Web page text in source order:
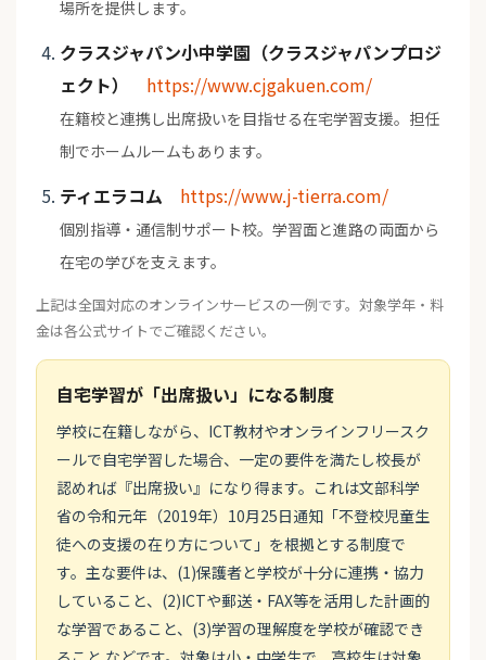
場所を提供します。
クラスジャパン小中学園（クラスジャパンプロジ
ェクト）
https://www.cjgakuen.com/
在籍校と連携し出席扱いを目指せる在宅学習支援。担任
制でホームルームもあります。
ティエラコム https://www.j-tierra.com/
個別指導・通信制サポート校。学習面と進路の両面から
在宅の学びを支えます。
上記は全国対応のオンラインサービスの一例です。対象学年・料
金は各公式サイトでご確認ください。
自宅学習が「出席扱い」になる制度
学校に在籍しながら、ICT教材やオンラインフリースク
ールで自宅学習した場合、一定の要件を満たし校長が
認めれば『出席扱い』になり得ます。これは文部科学
省の令和元年（2019年）10月25日通知「不登校児童生
徒への支援の在り方について」を根拠とする制度で
す。主な要件は、(1)保護者と学校が十分に連携・協力
していること、(2)ICTや郵送・FAX等を活用した計画的
な学習であること、(3)学習の理解度を学校が確認でき